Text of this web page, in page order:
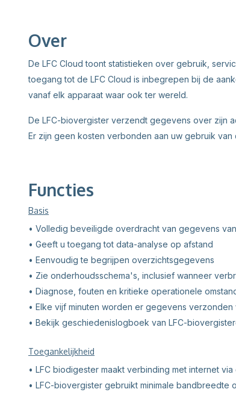
Over
De LFC Cloud toont statistieken over gebruik,
toegang tot de LFC Cloud is inbegrepen bij de
vanaf elk apparaat waar ook ter wereld.
De LFC-biovergister verzendt gegevens over zijn
Er zijn geen kosten verbonden aan uw gebruik van
Functies
Basis
• Volledig beveiligde overdracht van gegevens
• Geeft u toegang tot data-analyse op afstand
• Eenvoudig te begrijpen overzichtsgegevens
• Zie onderhoudsschema's, inclusief wanneer
• Diagnose, fouten en kritieke operationele
• Elke vijf minuten worden er gegevens
• Bekijk geschiedenislogboek van LFC-
Toegankelijkheid
• LFC biodigester maakt verbinding met internet
• LFC-biovergister gebruikt minimale